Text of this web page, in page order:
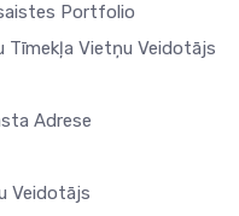
Portfolio
Tīmekļa Vietņu Veidotājs
Adrese
Veidotājs